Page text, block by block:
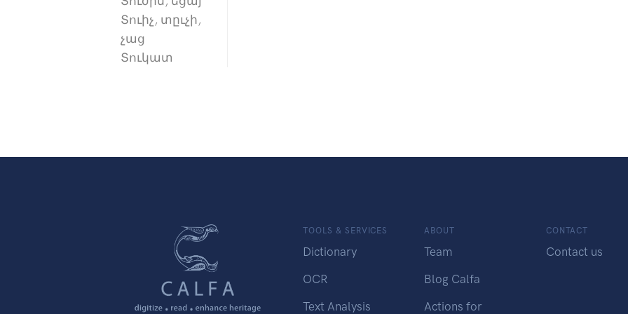
Տուիչ, տըւչի,
չաց
Տուկատ
TOOLS & SERVICES
Dictionary
OCR
Text Analysis
ABOUT
Team
Blog Calfa
Actions for
CONTACT
Contact us